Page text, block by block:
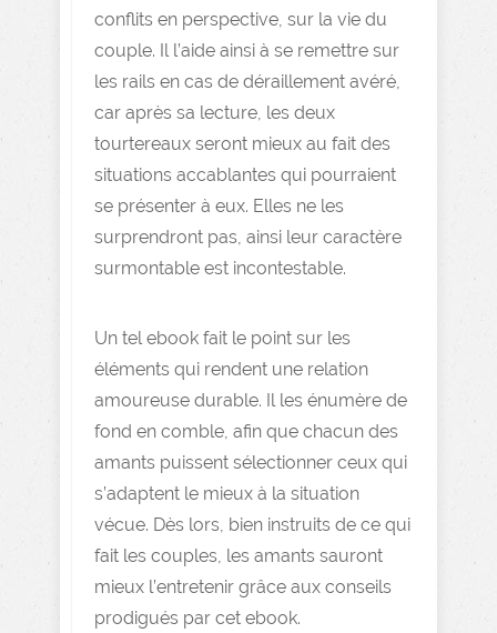
conflits en perspective, sur la vie du
couple. Il l’aide ainsi à se remettre sur
les rails en cas de déraillement avéré,
car après sa lecture, les deux
tourtereaux seront mieux au fait des
situations accablantes qui pourraient
se présenter à eux. Elles ne les
surprendront pas, ainsi leur caractère
surmontable est incontestable.
Un tel ebook fait le point sur les
éléments qui rendent une relation
amoureuse durable. Il les énumère de
fond en comble, afin que chacun des
amants puissent sélectionner ceux qui
s’adaptent le mieux à la situation
vécue. Dès lors, bien instruits de ce qui
fait les couples, les amants sauront
mieux l’entretenir grâce aux conseils
prodigués par cet ebook.